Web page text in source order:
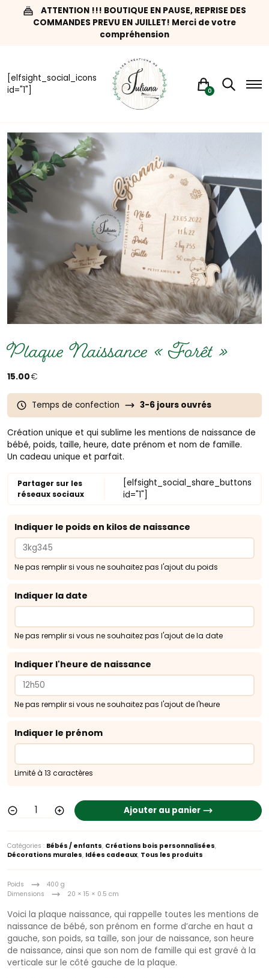
ATTENTION !!! BOUTIQUE EN PAUSE, REPRISE DES
COMMANDES PREVU EN JUILLET! Merci de votre
compréhension
[elfsight_social_icons
id="1"]
0
Plaque Naissance « Forêt »
15.00€
Temps de confection 3-6 jours ouvrés
Création unique et qui sublime les mentions de naissance de
bébé, poids, taille, heure, date prénom et nom de famille.
Un cadeau unique et parfait.
Partager sur les
réseaux sociaux
[elfsight_social_share_buttons
id="1"]
Indiquer le poids en kilos de naissance
Ne pas remplir si vous ne souhaitez pas l'ajout du poids
Indiquer la date
Ne pas remplir si vous ne souhaitez pas l'ajout de la date
Indiquer l'heure de naissance
Ne pas remplir si vous ne souhaitez pas l'ajout de l'heure
Indiquer le prénom
Limité à 13 caractères
Ajouter au panier
Catégories : Bébés / enfants, Créations bois personnalisées,
Décorations murales, Idées cadeaux, Tous les produits
Poids
400 g
Dimensions
20 × 15 × 0.5 cm
Voici la plaque naissance, qui rappelle toutes les mentions de
naissance de bébé, son prénom en forme d’arche en haut a
gauche, son poids, sa taille, son jour de naissance, son heure
de naissance, ainsi que son nom de famille qui est gravé à la
verticale sur le côté gauche de la plaque.